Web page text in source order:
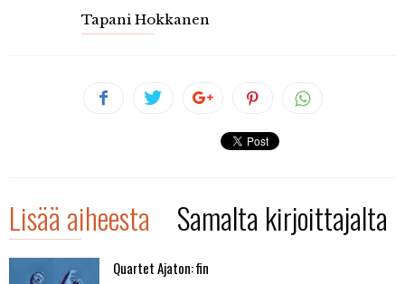
Tapani Hokkanen
Lisää aiheesta Samalta kirjoittajalta
Quartet Ajaton: fin